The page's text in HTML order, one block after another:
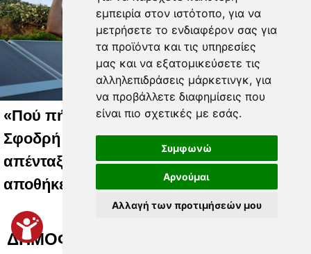
εμπειρία στον ιστότοπο, για να
μετρήσετε το ενδιαφέρον σας για
τα προϊόντα και τις υπηρεσίες
μας και να εξατομικεύσετε τις
αλληλεπιδράσεις μάρκετινγκ, για
να προβάλλετε διαφημίσεις που
είναι πιο σχετικές με εσάς.
Συμφωνώ
Αρνούμαι
Αλλαγή των προτιμήσεών μου
«Πού πήγαν τα 153 εκατ. ευρώ;» –
Σφοδρή αντίδραση ΣΥΦΩΕΛ για την
απένταξη του προγράμματος
αποθήκευσης ενέργειας
ΔΗΜΟΦΙΛΗ ΒΙΝΤΕΟ